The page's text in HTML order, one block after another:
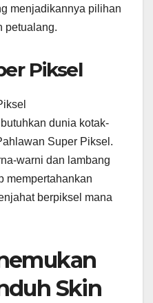
menjadikannya pilihan
petualang.
Piksel
dunia kotak-
Super Piksel.
warni dan lambang
mempertahankan
berpiksel mana
Skin